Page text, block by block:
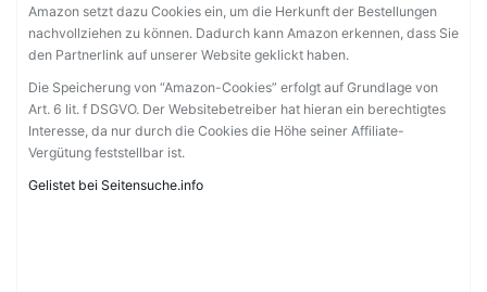
Amazon setzt dazu Cookies ein, um die Herkunft der Bestellungen
nachvollziehen zu können. Dadurch kann Amazon erkennen, dass Sie
den Partnerlink auf unserer Website geklickt haben.
Die Speicherung von “Amazon-Cookies” erfolgt auf Grundlage von
Art. 6 lit. f DSGVO. Der Websitebetreiber hat hieran ein berechtigtes
Interesse, da nur durch die Cookies die Höhe seiner Affiliate-
Vergütung feststellbar ist.
Gelistet bei Seitensuche.info